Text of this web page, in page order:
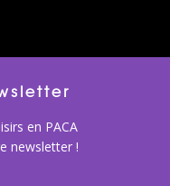
en PACA
newsletter !